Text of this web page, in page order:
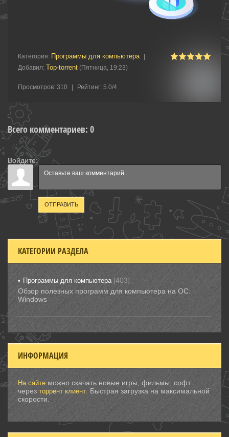
Категория: Программы для компьютера
Добавил: Top-torrent (Пятница, 19:23)
Просмотров: 310 Рейтинг: 5.0/4
Всего комментариев: 0
Войдите:
ОТПРАВИТЬ
КАТЕГОРИИ РАЗДЕЛА
Программы для компьютера [403]
Обзор полезных программ для компьютера на ОС:
Windows
ИНФОРМАЦИЯ
На сайте можно скачать новые игры, фильмы, софт
через торрент клиент . Быстрая загрузка на максимальной
скорости.